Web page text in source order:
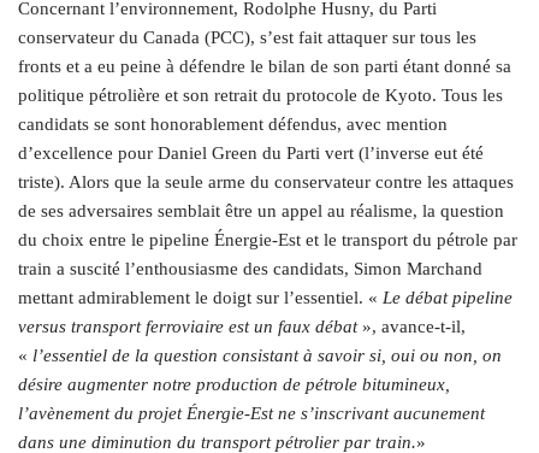
Concernant l’environnement, Rodolphe Husny, du Parti
conservateur du Canada (PCC), s’est fait attaquer sur tous les
fronts et a eu peine à défendre le bilan de son parti étant donné sa
politique pétrolière et son retrait du protocole de Kyoto. Tous les
candidats se sont honorablement défendus, avec mention
d’excellence pour Daniel Green du Parti vert (l’inverse eut été
triste). Alors que la seule arme du conservateur contre les attaques
de ses adversaires semblait être un appel au réalisme, la question
du choix entre le pipeline Énergie-Est et le transport du pétrole par
train a suscité l’enthousiasme des candidats, Simon Marchand
mettant admirablement le doigt sur l’essentiel. « Le débat pipeline
versus transport ferroviaire est un faux débat», avance-t-il,
« l’essentiel de la question consistant à savoir si, oui ou non, on
désire augmenter notre production de pétrole bitumineux,
l’avènement du projet Énergie-Est ne s’inscrivant aucunement
dans une diminution du transport pétrolier par train.»